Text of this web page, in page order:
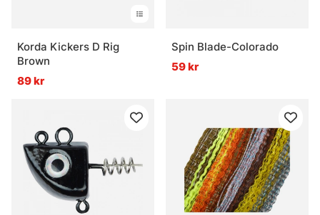
Korda Kickers D Rig
Brown
89 kr
Spin Blade-Colorado
59 kr